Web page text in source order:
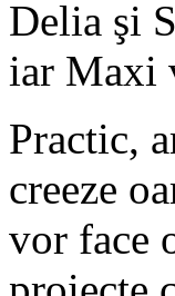
Delia şi
iar Maxi
Practic,
creeze
vor face